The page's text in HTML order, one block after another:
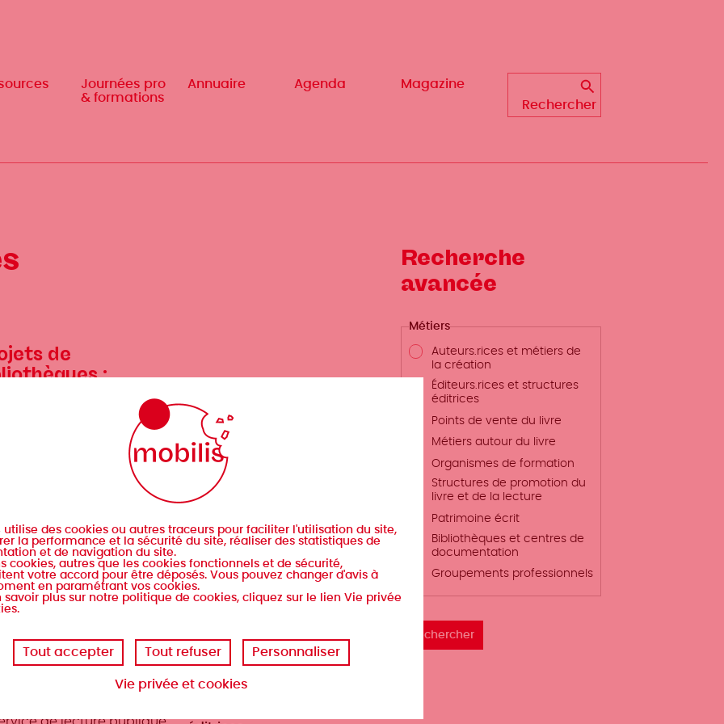
Journées pro
& formations
Annuaire Agenda
Magazine
Rechercher
Journées pro
& formations
Annuaire Agenda
Magazine
Rechercher
Recherche
avancée
Métiers
Auteurs.rices et métiers de
la création
Éditeurs.rices et structures
éditrices
Points de vente du livre
Métiers autour du livre
Organismes de formation
Structures de promotion du
livre et de la lecture
Patrimoine écrit
Bibliothèques et centres de
documentation
Groupements professionnels
de
:
Le prélèvement à la
source pour les
indépendants
19/11/2018
création
utilise des cookies ou autres traceurs pour faciliter l'utilisation du site,
la performance et la sécurité du site, réaliser des statistiques de
et de navigation du site.
cookies, autres que les cookies fonctionnels et de sécurité,
votre accord pour être déposés. Vous pouvez changer d'avis à
en paramétrant vos cookies.
savoir plus sur notre politique de cookies, cliquez sur le lien Vie privée
Tout accepter Tout refuser Personnaliser
Vie privée et cookies